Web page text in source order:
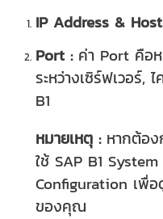
IP Address & Host
Port :ค่า Port คือห
ระหว่างเซิร์ฟเวอร์,
B1
หมายเหตุ :หากต้อง
ใช้ SAP B1
Configuration เพื่อ
ของคุณ